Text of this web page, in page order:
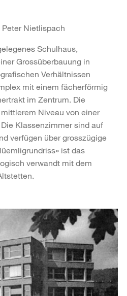
Nietlispach
Schulhaus,
Grossüberbauung in
Verhältnissen
mit einem fächerförmig
im Zentrum. Die
Niveau von einer
Klassenzimmer sind auf
verfügen über grosszügige
ist das
verwandt mit dem